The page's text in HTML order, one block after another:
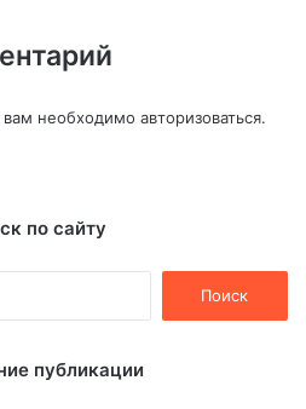
необходимо авторизоваться.
по сайту
публикации